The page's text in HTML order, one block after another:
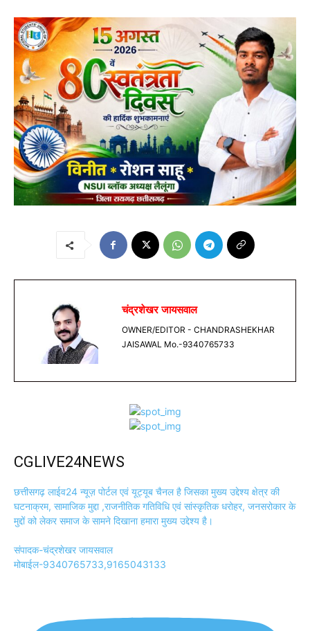
चंद्रशेखर जायसवाल
OWNER/EDITOR - CHANDRASHEKHAR
JAISAWAL Mo.-9340765733
CGLIVE24NEWS
छत्तीसगढ़ लाईव24 न्यूज़ पोर्टल एवं यूट्यूब चैनल है जिसका मुख्य उद्देश्य क्षेत्र की
घटनाक्रम, सामाजिक मुद्दा ,राजनीतिक गतिविधि एवं सांस्कृतिक धरोहर, जनसरोकार के
मुद्दों को लेकर समाज के सामने दिखाना हमारा मुख्य उद्देश्य है।
संपादक-चंद्रशेखर जायसवाल
मोबाईल-9340765733,9165043133